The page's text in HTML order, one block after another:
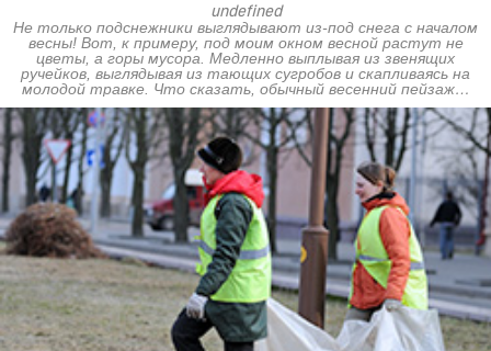
undefined
Не только подснежники выглядывают из-под снега с началом
весны! Вот, к примеру, под моим окном весной растут не
цветы, а горы мусора. Медленно выплывая из звенящих
ручейков, выглядывая из тающих сугробов и скапливаясь на
молодой травке. Что сказать, обычный весенний пейзаж…